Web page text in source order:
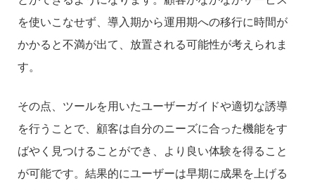
を使いこなせず、導入期から運用期への移行に時間が
かかると不満が出て、放置される可能性が考えられま
す。
その点、ツールを用いたユーザーガイドや適切な誘導
を行うことで、顧客は自分のニーズに合った機能をす
ばやく見つけることができ、より良い体験を得ること
が可能です。結果的にユーザーは早期に成果を上げる